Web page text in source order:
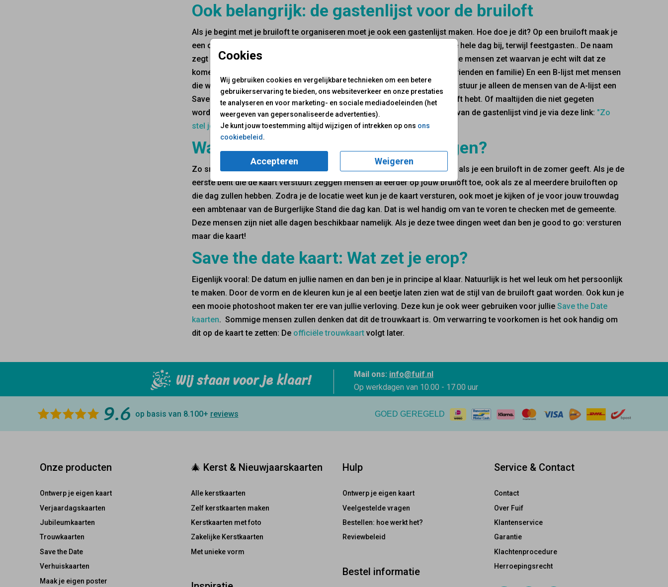
Cookies
Wij gebruiken cookies en vergelijkbare technieken om een betere
gebruikerservaring te bieden, ons websiteverkeer en onze prestaties
te analyseren en voor marketing- en sociale mediadoeleinden (het
weergeven van gepersonaliseerde advertenties).
Je kunt jouw toestemming altijd wijzigen of intrekken op ons ons
cookiebeleid .
Accepteren Weigeren
Ook belangrijk: de gastenlijst voor de bruiloft
Als je begint met je bruiloft te organiseren moet je ook een gastenlijst maken. Hoe doe je dit? Op een bruiloft maak je
een onderscheid tussen daggasten en feestgasten. Daggasten zijn er de hele dag bij, terwijl feestgasten.. De naam
zegt het al, bij het feest zijn. Je kunt het beste een A-lijst maken, waarop je mensen zet waarvan je echt wilt dat ze
komen en waarvan het eigenlijk geen optie is dat ze er niet zijn. (goede vrienden en familie) En een B-lijst met mensen
die wat verder van je afstaan. (collega’s, buren, verre familie) Uiteindelijk stuur je alleen de mensen van de A-lijst een
Save the Date kaart. Zo voorkom je dat je straks lege stoelen op je bruiloft hebt. Of maaltijden die niet gegeten
worden, terwijl je wel voor betaald hebt. Meer informatie over het maken van de gastenlijst vind je via deze link: "Zo
stel je je gastenlijst samen."
Wanneer verstuur je de uitnodigingen?
Zo snel mogelijk, gemiddeld een jaar of een half jaar van te voren. Zeker als je een bruiloft in de zomer geeft. Als je de
eerste bent die de kaart verstuurt zeggen mensen al eerder op jouw bruiloft toe, ook als ze al meerdere bruiloften op
die dag zullen hebben. Zodra je de locatie weet kun je de kaart versturen, ook moet je kijken of je voor jouw trouwdag
een ambtenaar van de Burgerlijke Stand die dag kan. Dat is wel handig om van te voren te checken met de gemeente.
Deze mensen zijn niet alle dagen beschikbaar namelijk. Als je deze twee dingen weet dan ben je good to go: versturen
maar die kaart!
Save the date kaart: Wat zet je erop?
Eigenlijk vooral: De datum en jullie namen en dan ben je in principe al klaar. Natuurlijk is het wel leuk om het persoonlijk
te maken. Door de vorm en de kleuren kun je al een beetje laten zien wat de stijl van de bruiloft gaat worden. Ook kun je
een mooie photoshoot maken ter ere van jullie verloving. Deze kun je ook weer gebruiken voor jullieSave the Date
kaarten. Sommige mensen zullen denken dat dit de trouwkaart is. Om verwarring te voorkomen is het ook handig om
dit op de kaart te zetten: De officiële trouwkaartvolgt later.
Wij staan voor je klaar! Mail ons: info@fuif.nl
Op werkdagen van 10.00 - 17.00 uur
9.6 op basis van 8.100+ reviews GOED GEREGELD
Onze producten
Ontwerp je eigen kaart
Verjaardagskaarten
Jubileumkaarten
Trouwkaarten
Save the Date
Verhuiskaarten
Maak je eigen poster
🎄 Kerst & Nieuwjaarskaarten
Alle kerstkaarten
Zelf kerstkaarten maken
Kerstkaarten met foto
Zakelijke Kerstkaarten
Met unieke vorm
Hulp
Ontwerp je eigen kaart
Veelgestelde vragen
Bestellen: hoe werkt het?
Reviewbeleid
Bestel informatie
Service & Contact
Contact
Over Fuif
Klantenservice
Garantie
Klachtenprocedure
Herroepingsrecht